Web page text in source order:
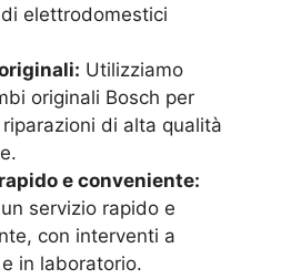
elettrodomestici
Utilizziamo
originali Bosch per
di alta qualità
e conveniente:
servizio rapido e
con interventi a
in laboratorio.